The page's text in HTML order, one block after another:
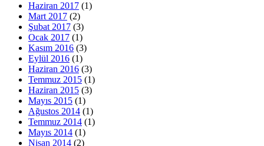
Haziran 2017 (1)
Mart 2017 (2)
Şubat 2017 (3)
Ocak 2017 (1)
Kasım 2016 (3)
Eylül 2016 (1)
Haziran 2016 (3)
Temmuz 2015 (1)
Haziran 2015 (3)
Mayıs 2015 (1)
Ağustos 2014 (1)
Temmuz 2014 (1)
Mayıs 2014 (1)
Nisan 2014 (2)